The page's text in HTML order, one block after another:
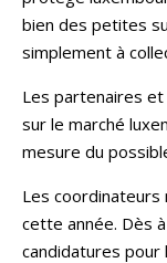
bien des petites
simplement à
Les partenaires
sur le marché
mesure du
Les coordinateurs
cette année. Dès
candidatures pour